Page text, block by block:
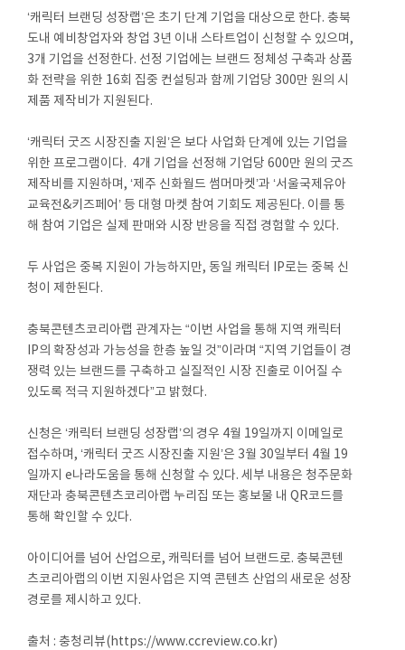
‘캐릭터 브랜딩 성장랩’은 초기 단계 기업을 대상으로 한다. 충북
도내 예비창업자와 창업 3년 이내 스타트업이 신청할 수 있으며,
3개 기업을 선정한다. 선정 기업에는 브랜드 정체성 구축과 상품
화 전략을 위한 16회 집중 컨설팅과 함께 기업당 300만 원의 시
제품 제작비가 지원된다.
‘캐릭터 굿즈 시장진출 지원’은 보다 사업화 단계에 있는 기업을
위한 프로그램이다. 4개 기업을 선정해 기업당 600만 원의 굿즈
제작비를 지원하며, ‘제주 신화월드 썸머마켓’과 ‘서울국제유아
교육전&키즈페어’ 등 대형 마켓 참여 기회도 제공된다. 이를 통
해 참여 기업은 실제 판매와 시장 반응을 직접 경험할 수 있다.
두 사업은 중복 지원이 가능하지만, 동일 캐릭터 IP로는 중복 신
청이 제한된다.
충북콘텐츠코리아랩 관계자는 “이번 사업을 통해 지역 캐릭터
IP의 확장성과 가능성을 한층 높일 것”이라며 “지역 기업들이 경
쟁력 있는 브랜드를 구축하고 실질적인 시장 진출로 이어질 수
있도록 적극 지원하겠다”고 밝혔다.
신청은 ‘캐릭터 브랜딩 성장랩’의 경우 4월 19일까지 이메일로
접수하며, ‘캐릭터 굿즈 시장진출 지원’은 3월 30일부터 4월 19
일까지 e나라도움을 통해 신청할 수 있다. 세부 내용은 청주문화
재단과 충북콘텐츠코리아랩 누리집 또는 홍보물 내 QR코드를
통해 확인할 수 있다.
아이디어를 넘어 산업으로, 캐릭터를 넘어 브랜드로. 충북콘텐
츠코리아랩의 이번 지원사업은 지역 콘텐츠 산업의 새로운 성장
경로를 제시하고 있다.
출처 : 충청리뷰(https://www.ccreview.co.kr)